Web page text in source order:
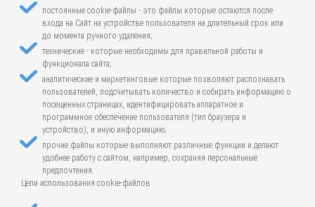
постоянные cookie-файлы - это файлы которые остаются после
входа на Сайт на устройстве пользователя на длительный срок или
до момента ручного удаления;
технические - которые необходимы для правильной работы и
функционала сайта;
аналитические и маркетинговые которые позволяют распознавать
пользователей, подсчитывать количество и собирать информацию о
посещенных страницах, идентифицировать аппаратное и
программное обеспечение пользователя (тип браузера и
устройство), и иную информацию;
прочие файлы которые выполняют различные функции и делают
удобнее работу с сайтом, например, сохраняя персональные
предпочтения.
Цели использования cookie-файлов